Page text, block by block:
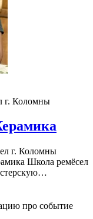
г. Коломны
г. Коломны
Школа ремёсел
про событие